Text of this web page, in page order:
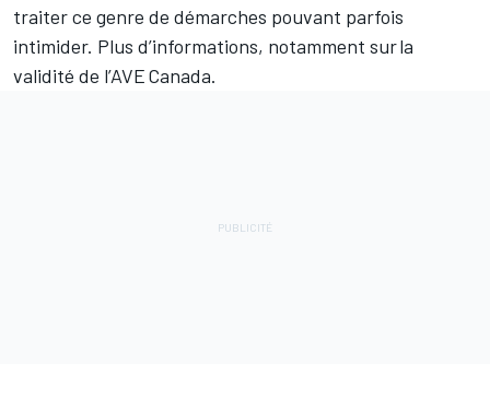
traiter ce genre de démarches pouvant parfois
intimider. Plus d’informations, notamment surla
validité de l’AVECanada.